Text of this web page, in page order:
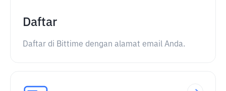
Daftar
Daftar di Bittime dengan alamat email Anda.